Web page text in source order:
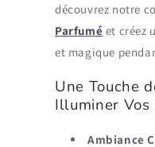
découvrez notre
Parfumé et créez
et magique
Une Touche
Illuminer Vos
Ambiance